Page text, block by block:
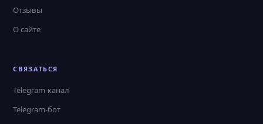
Отзывы
О сайте
СВЯЗАТЬСЯ
Telegram-канал
Telegram-бот